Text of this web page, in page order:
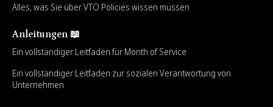
Alles, was Sie über VTO Policies wissen müssen
Anleitungen 📖
Ein vollständiger Leitfaden für Month of Service
Ein vollständiger Leitfaden zur sozialen Verantwortung von
Unternehmen